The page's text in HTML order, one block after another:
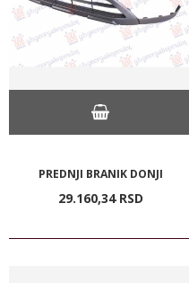
PREDNJI BRANIK DONJI
29.160,34 RSD